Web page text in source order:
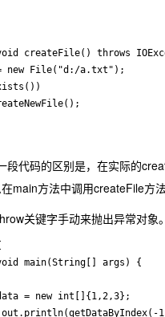
代码的区别是，在实际的
main方法中调用createFile方
关键字手动来抛出异常对象